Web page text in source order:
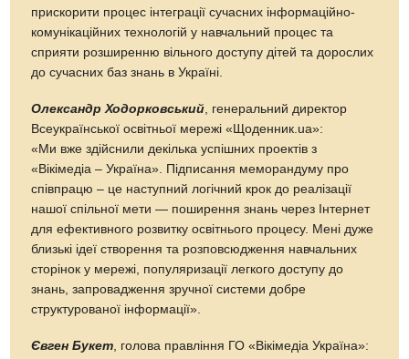
прискорити процес інтеграції сучасних інформаційно-
комунікаційних технологій у навчальний процес та
сприяти розширенню вільного доступу дітей та дорослих
до сучасних баз знань в Україні.
Олександр Ходорковський , генеральний директор
Всеукраїнської освітньої мережі «Щоденник.ua»:
«Ми вже здійснили декілька успішних проектів з
«Вікімедіа – Україна». Підписання меморандуму про
співпрацю – це наступний логічний крок до реалізації
нашої спільної мети — поширення знань через Інтернет
для ефективного розвитку освітнього процесу. Мені дуже
близькі ідеї створення та розповсюдження навчальних
сторінок у мережі, популяризації легкого доступу до
знань, запровадження зручної системи добре
структурованої інформації».
Євген Букет , голова правління ГО «Вікімедіа Україна»: